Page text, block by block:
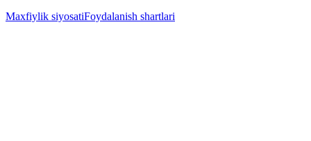
Maxfiylik siyosatiFoydalanish shartlari